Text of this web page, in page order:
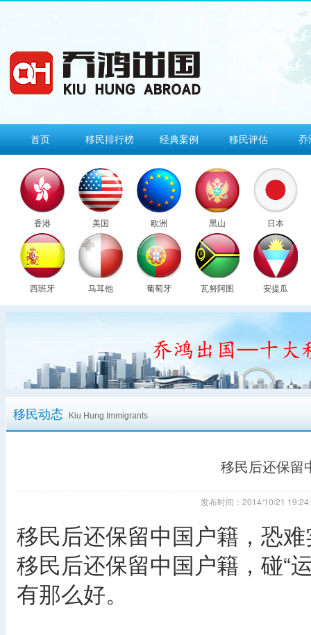
首页 移民排行榜 经典案例 移民评估 乔
香港 美国 欧洲 黑山 日本
西班牙 马耳他 葡萄牙 瓦努阿图 安提瓜
移民动态 Kiu Hung Immigrants
移民后还保留
发布时间：2014/10/21
移民后还保留中国户籍，恐
移民后还保留中国户籍，碰“
有那么好。